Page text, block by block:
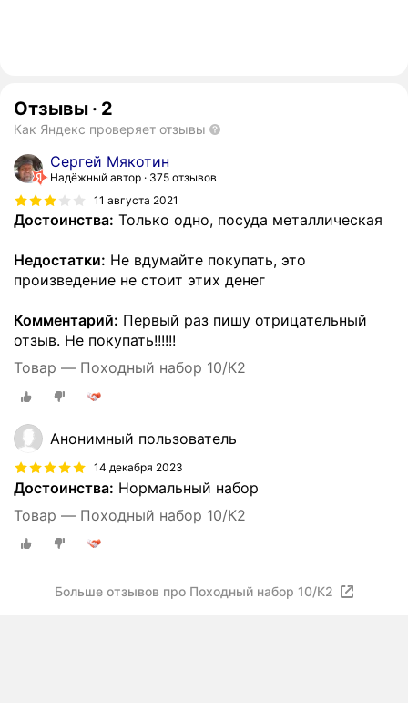
Отзывы · 2
Как Яндекс проверяет отзывы
Сергей Мякотин
Надёжный автор
375 отзывов
11 августа 2021
Достоинства: Только одно, посуда металлическая
Недостатки: Не вдумайте покупать, это
произведение не стоит этих денег
Комментарий: Первый раз пишу отрицательный
отзыв. Не покупать!!!!!!
Товар — Походный набор 10/К2
Анонимный пользователь
14 декабря 2023
Достоинства: Нормальный набор
Товар — Походный набор 10/К2
Больше отзывов про Походный набор 10/К2